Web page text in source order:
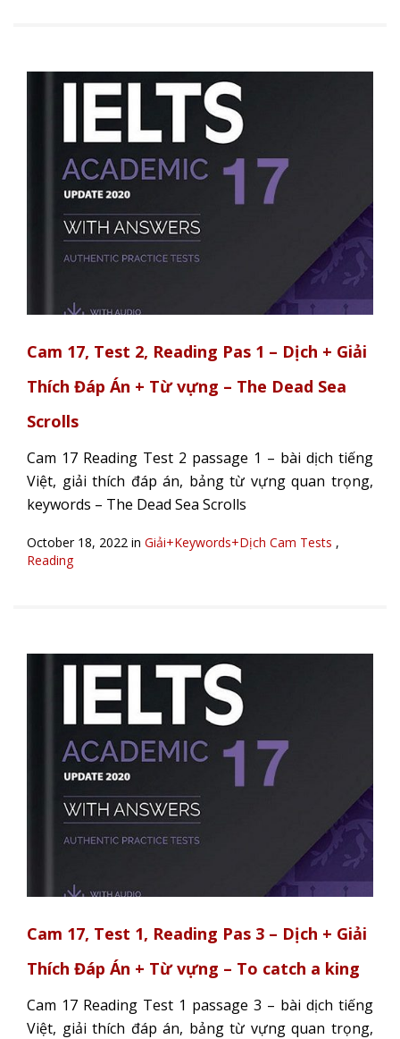
Cam 17, Test 2, Reading Pas 1 – Dịch + Giải
Thích Đáp Án + Từ vựng – The Dead Sea
Scrolls
Cam 17 Reading Test 2 passage 1 – bài dịch tiếng
Việt, giải thích đáp án, bảng từ vựng quan trọng,
keywords – The Dead Sea Scrolls
October 18, 2022 in Giải+Keywords+Dịch Cam Tests ,
Reading
Cam 17, Test 1, Reading Pas 3 – Dịch + Giải
Thích Đáp Án + Từ vựng – To catch a king
Cam 17 Reading Test 1 passage 3 – bài dịch tiếng
Việt, giải thích đáp án, bảng từ vựng quan trọng,